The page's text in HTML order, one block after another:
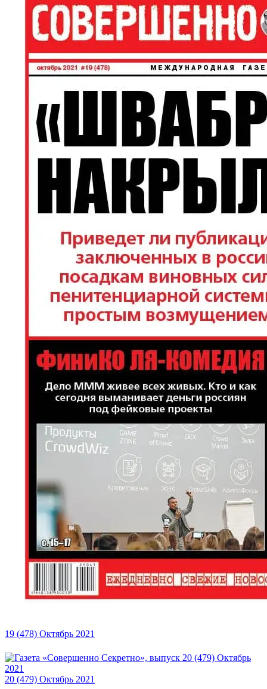
19 (478) Октябрь 2021
20 (479) Октябрь 2021